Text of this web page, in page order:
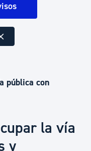
pública con
la vía
y